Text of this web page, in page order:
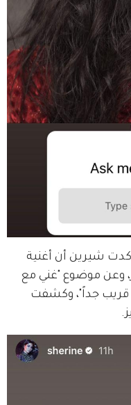
شيرين أن أغنية
وعن موضوع "غني مع
قريب جداً"، وكشفت